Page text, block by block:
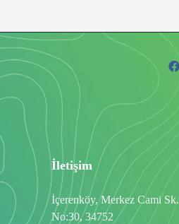
İletişim
İçerenköy, Merkez Cami Sk.
No:30, 34752